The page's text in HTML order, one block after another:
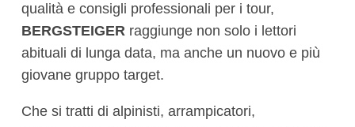
qualità e consigli professionali per i tour,
BERGSTEIGER raggiunge non solo i lettori
abituali di lunga data, ma anche un nuovo e più
giovane gruppo target.
Che si tratti di alpinisti, arrampicatori,